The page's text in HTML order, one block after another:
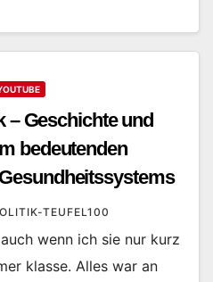
– Geschichte und
bedeutenden
TEUFEL100
wenn ich sie nur kurz
klasse. Alles war an